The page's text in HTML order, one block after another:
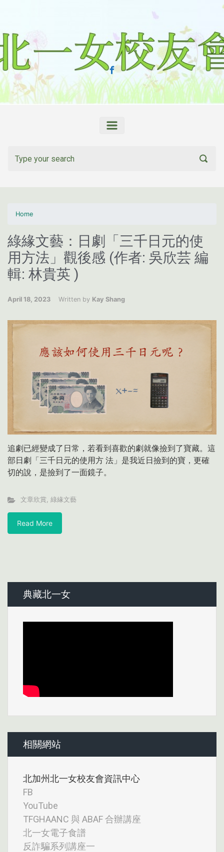
Home
綠緣文藝：日劇「三千日元的使
用方法」觀後感 (作者: 吳欣芸 編
輯: 林貴英 )
April 18, 2023 Written by Kay Shang
追劇已經變成了日常，若看到喜歡的劇就像撿到了寶藏。這
部日劇「三千日元的使用方 法」是我近日撿到的寶，更確
切的說，是撿到了一面鏡子。
文章欣賞, 綠緣文藝
Read More
典藏北一女
相關網站
北加州北一女校友會資訊中心
FB
YouTube
TFGHAANC 與 ABAF 合辦講座
北一女電子食譜
反詐騙系列講座一